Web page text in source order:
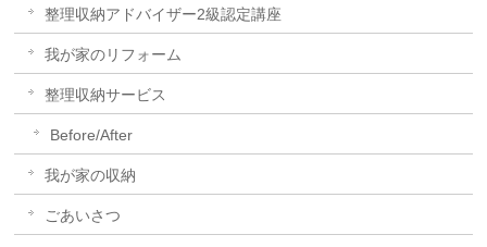
整理収納アドバイザー2級認定講座
我が家のリフォーム
整理収納サービス
Before/After
我が家の収納
ごあいさつ